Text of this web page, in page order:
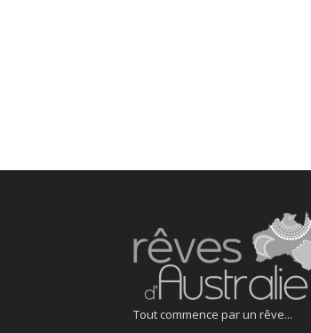
Tout commence par un rêve...